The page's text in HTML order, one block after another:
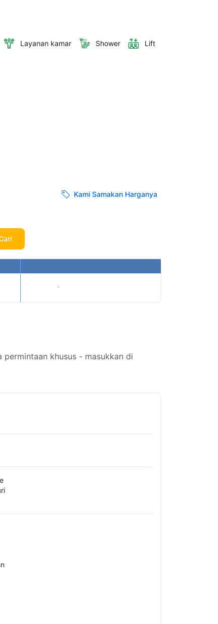
Layanan kamar Shower Lift
Kami Samakan Harganya
Tampilkan harga
permintaan khusus - masukkan di